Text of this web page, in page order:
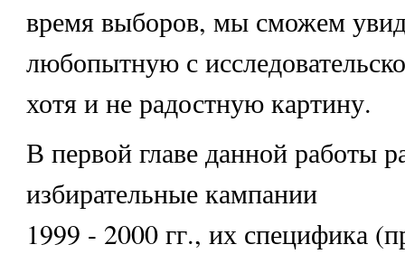
время выборов, мы сможем
любопытную с
хотя и не радостную картину.
В первой главе данной работы
избирательные кампании
1999 - 2000 гг., их специфика